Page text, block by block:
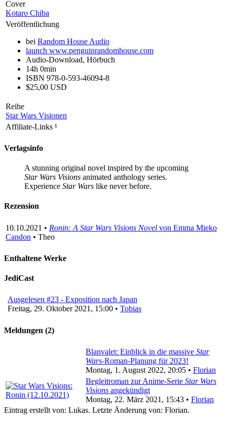
Cover
Kotaro Chiba
Veröffentlichung
bei Random House Audio
launch www.penguinrandomhouse.com
Audio-Download, Hörbuch
14h 0min
ISBN 978-0-593-46094-8
$25,00 USD
Reihe
Star Wars Visionen
Affiliate-Links ¹
Verlagsinfo
A stunning original novel inspired by the upcoming
Star Wars Visions animated anthology series.
Experience Star Wars like never before.
Rezension
10.10.2021 • Ronin: A Star Wars Visions Novel von Emma Mieko
Candon • Theo
Enthaltene Werke
JediCast
Ausgelesen #23 - Exposition nach Japan
Freitag, 29. Oktober 2021, 15:00 • Tobias
Meldungen (2)
Blanvalet: Einblick in die massive Star
Wars-Roman-Planung für 2023!
Montag, 1. August 2022, 20:05 • Florian
Begleitroman zur Anime-Serie Star Wars
Visions angekündigt
Montag, 22. März 2021, 15:43 • Florian
Eintrag erstellt von: Lukas. Letzte Änderung von: Florian.